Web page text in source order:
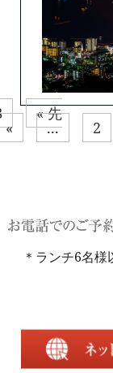
« 先
« ... 2
＊ランチ6名